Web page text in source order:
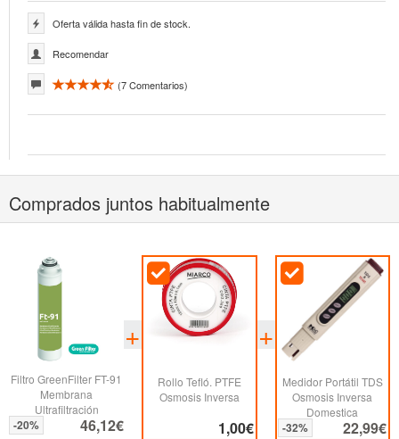
Oferta válida hasta fin de stock.
Recomendar
(7Comentarios)
Comprados juntos habitualmente
Filtro GreenFilter FT-91
Membrana
Ultrafiltración
46,12€
-20%
Rollo Tefló. PTFE
Osmosis Inversa
1,00€
Medidor Portátil TDS
Osmosis Inversa
Domestica
22,99€
-32%